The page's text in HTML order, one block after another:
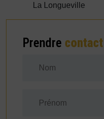
La Longueville
Prendre contact